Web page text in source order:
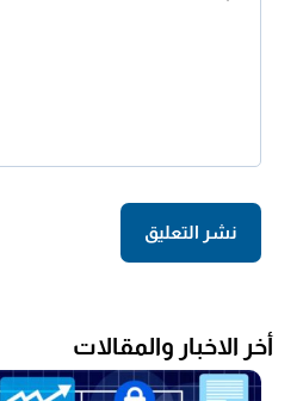
أخر الاخبار والمقالات